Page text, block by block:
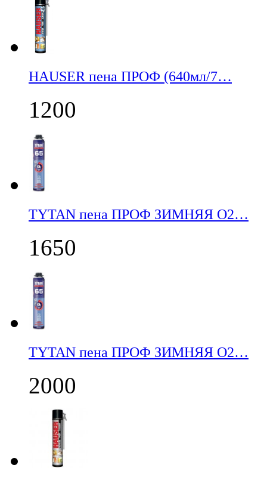
НАUSER пена ПРОФ (640мл/7…
1200
TYTAN пена ПРОФ ЗИМНЯЯ О2…
1650
TYTAN пена ПРОФ ЗИМНЯЯ О2…
2000